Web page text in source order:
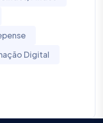
Digital